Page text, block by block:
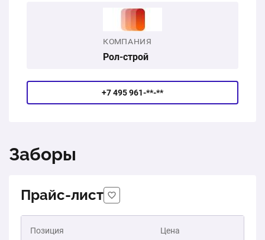
КОМПАНИЯ
Рол-строй
+7 495 961-**-**
Заборы
Прайс-лист
Позиция Цена